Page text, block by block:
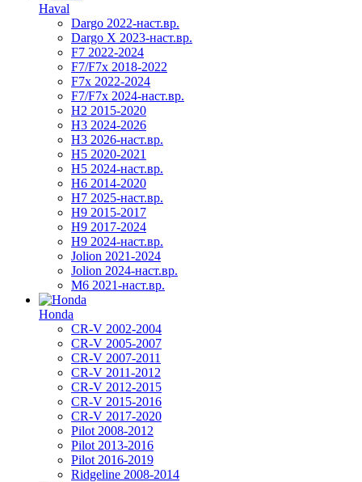
Haval
Dargo 2022-наст.вр.
Dargo X 2023-наст.вр.
F7 2022-2024
F7/F7x 2018-2022
F7x 2022-2024
F7/F7x 2024-наст.вр.
H2 2015-2020
H3 2024-2026
H3 2026-наст.вр.
H5 2020-2021
H5 2024-наст.вр.
H6 2014-2020
H7 2025-наст.вр.
H9 2015-2017
H9 2017-2024
H9 2024-наст.вр.
Jolion 2021-2024
Jolion 2024-наст.вр.
М6 2021-наст.вр.
Honda
CR-V 2002-2004
CR-V 2005-2007
CR-V 2007-2011
CR-V 2011-2012
CR-V 2012-2015
CR-V 2015-2016
CR-V 2017-2020
Pilot 2008-2012
Pilot 2013-2016
Pilot 2016-2019
Ridgeline 2008-2014